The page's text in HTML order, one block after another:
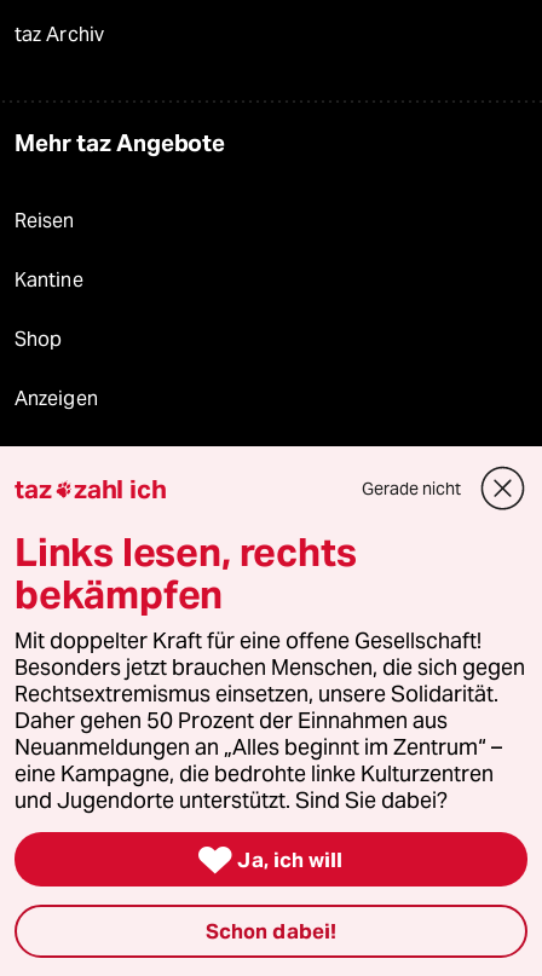
taz Archiv
Mehr taz Angebote
Reisen
Kantine
Shop
Anzeigen
Fragen & Hilfe
Feedback
Aboservice
ePaper Login
Downloads für Abonnierende
© 2026 taz Verlags und Vertriebs GmbH
Alle Rechte vorbehalten. Bei rechtlichen Fragen oder für Genehmigungen
wenden Sie sich bitte anlizenzen@taz.de
taz zahl ich Gerade nicht
Links lesen, rechts
bekämpfen
Mit doppelter Kraft für eine offene Gesellschaft!
Besonders jetzt brauchen Menschen, die sich gegen
Rechtsextremismus einsetzen, unsere Solidarität.
Daher gehen 50 Prozent der Einnahmen aus
Neuanmeldungen an „Alles beginnt im Zentrum“ –
eine Kampagne, die bedrohte linke Kulturzentren
und Jugendorte unterstützt. Sind Sie dabei?
 Ja, ich will
Schon dabei!